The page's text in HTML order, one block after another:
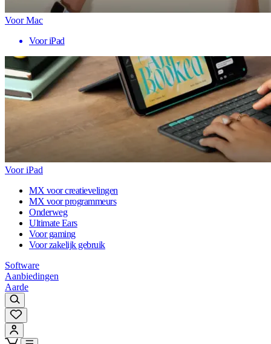
Voor Mac
Voor iPad
Voor iPad
MX voor creatievelingen
MX voor programmeurs
Onderweg
Ultimate Ears
Voor gaming
Voor zakelijk gebruik
Software
Aanbiedingen
Aarde